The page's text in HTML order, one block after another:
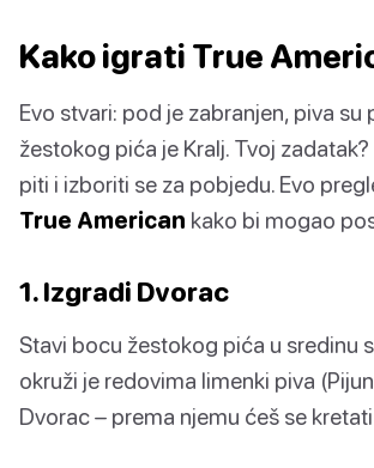
Kako igrati True
Evo stvari: pod je zabranjen, piva su
žestokog pića je Kralj. Tvoj
piti i izboriti se za pobjedu. Evo
True American kako bi mogao
1. Izgradi Dvorac
Stavi bocu žestokog pića u sredinu
okruži je redovima limenki piva
Dvorac – prema njemu ćeš se